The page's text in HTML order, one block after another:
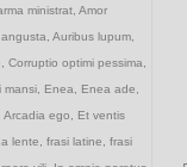
ministrat, Amor
Auribus lupum,
Corruptio optimi pessima
mansi, Enea Enea ade
Arcadia ego
Et ventis
lente frasi latine
frasi